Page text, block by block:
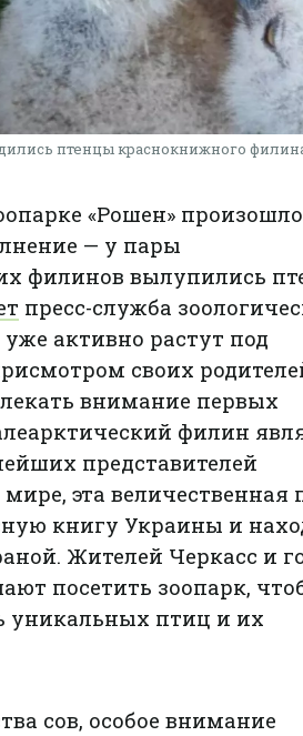
птенцы краснокнижного
«Рошен» произошло
— у пары
филинов вылупились
пресс-служба
активно растут под
своих
внимание первых
филин
представителей
эта величественная
книгу Украины и
Жителей Черкасс и
посетить зоопарк,
уникальных птиц и их
сов, особое внимание